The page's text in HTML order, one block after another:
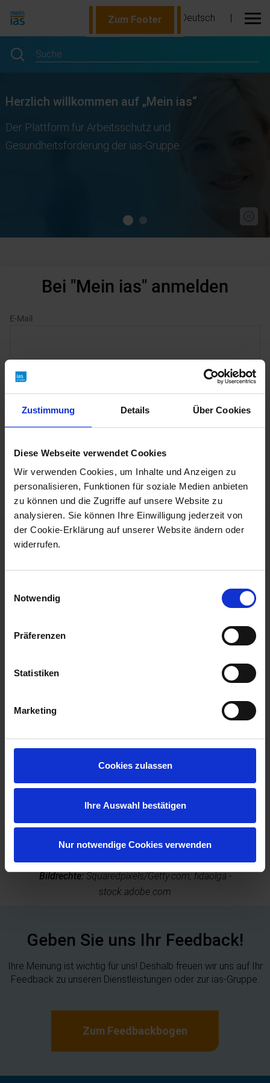
Zustimmung Details Über Cookies
Diese Webseite verwendet Cookies
Wir verwenden Cookies, um Inhalte und Anzeigen zu
personalisieren, Funktionen für soziale Medien anbieten
zu können und die Zugriffe auf unsere Website zu
analysieren. Sie können Ihre Einwilligung jederzeit von
der Cookie-Erklärung auf unserer Website ändern oder
widerrufen.
Notwendig
Präferenzen
Statistiken
Marketing
Cookies zulassen
Ihre Auswahl bestätigen
Nur notwendige Cookies verwenden
Zum Inhalt
Zur Navigation
Zum Footer Sprachauswahl:
Deutsch |
Suche
Jetzt suchen
Herzlich willkommen auf „Mein ias“
Der Plattform für Arbeitsschutz und
Gesundheitsförderung der ias-Gruppe.
Registrierung
>> Demozugang für Unternehmen &
Bildrechte:Squaredpixels/Getty.com; fidaolga -
stock.adobe.com
Geben Sie uns Ihr Feedback!
Ihre Meinung ist wichtig für uns! Deshalb freuen wir uns auf Ihr
Feedback zu unseren Dienstleistungen oder zur ias-Gruppe.
Zum Feedbackbogen